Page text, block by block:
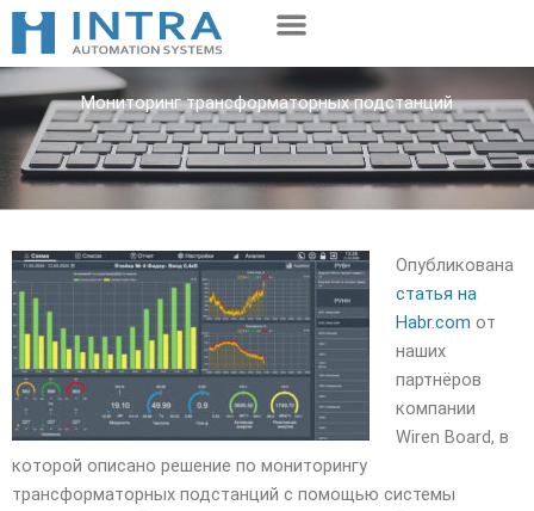
Перейти
содержимому
Мониторинг трансформаторных подстанций
Опубликована
статья на
Habr.com от
наших
партнёров
компании
Wiren Board, в
которой описано решение по мониторингу
трансформаторных подстанций с помощью системы